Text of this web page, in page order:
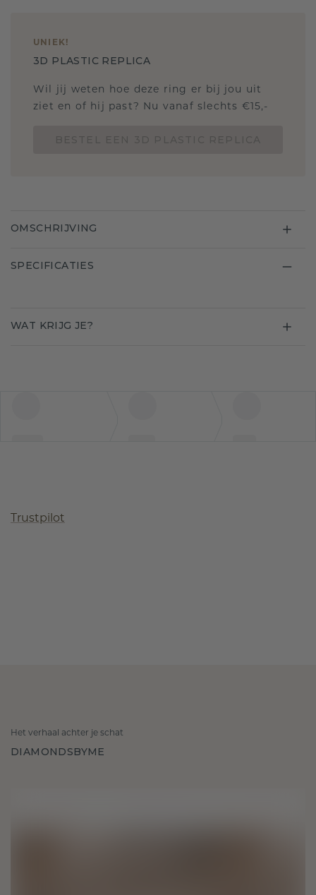
UNIEK!
3D PLASTIC REPLICA
Wil jij weten hoe deze ring er bij jou uit
ziet en of hij past? Nu vanaf slechts €15,-
OMSCHRIJVING
SPECIFICATIES
WAT KRIJG JE?
Trustpilot
Het verhaal achter je schat
DIAMONDSBYME